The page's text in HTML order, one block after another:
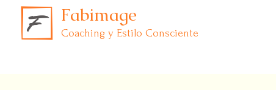
Fabimage
Coaching y Estilo Consciente